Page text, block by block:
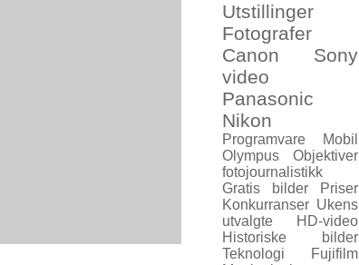
Utstillinger
Fotografer
Canon
Sony
video
Panasonic
Nikon
Programvare
Mobil
Olympus
Objektiver
fotojournalistikk
Gratis bilder
Priser
Konkurranser Ukens
utvalgte
HD-video
Historiske bilder
Teknologi
Fujifilm